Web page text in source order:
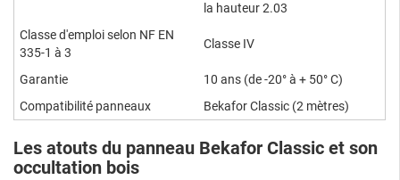
la hauteur 2.03
Classe d'emploi selon NF EN
335-1 à 3
Classe IV
Garantie
10 ans (de -20° à + 50° C)
Compatibilité panneaux
Bekafor Classic (2 mètres)
Les atouts du panneau Bekafor Classic et son
occultation bois